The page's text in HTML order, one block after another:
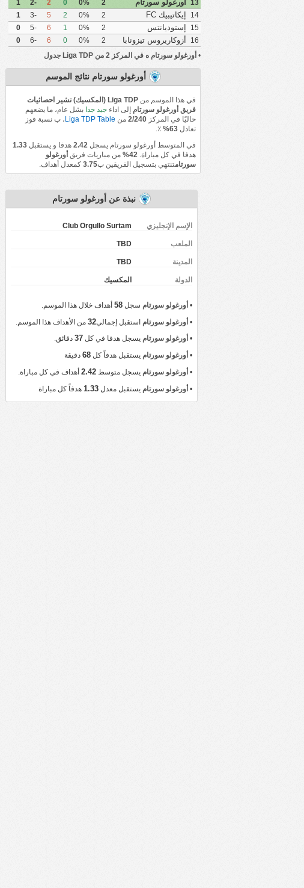
13
أورغولو سورتام 2
0%
0
2
-2
1
14
إيكاتيبيك FC 2
0%
2
5
-3
1
15
إستوديانتس
أتلاكومولكو
2
0%
1
6
-5
0
16
أزوكاريروس تيزونابا 2
0%
0
6
-6
0
• أورغولو سورتام ه في المركز 2 من Liga TDP جدول
أورغولو سورتام نتائج الموسم
في هذا الموسم من
Liga TDP (المكسيك) تشير احصائيات
فريق أورغولو سورتامإلى اداءجيد جدا بشل عام، ما يضعهم
حاليًا في المركز2/240 من Liga TDP Table، ب نسبة فوز
تعادل63% ٪.
في المتوسط أورغولو سورتام يسجل 2.42 هدفا و يستقبل1.33
هدفا في كل مباراة. 42% من مباريات فريق أورغولو
سورتامتنتهي بتسجيل الفريقين ب3.75 كمعدل أهداف.
نبذة عن أورغولو سورتام
الإسم الإنجليزي Club Orgullo Surtam
الملعب TBD
المدينة TBD
‏الدولة المكسيك
• أورغولو سورتام سجل 58أهداف خلال هذا الموسم.
• أورغولو سورتام استقبل إجمالي32من الأهداف هذا الموسم.
• أورغولو سورتام يسجل هدفا في كل 37دقائق.
• أورغولو سورتام يستقبل هدفاً كل 68دقيقة
• أورغولو سورتام يسجل متوسط 2.42أهداف في كل مباراة.
• أورغولو سورتام يستقبل معدل 1.33 هدفاً كل مباراة